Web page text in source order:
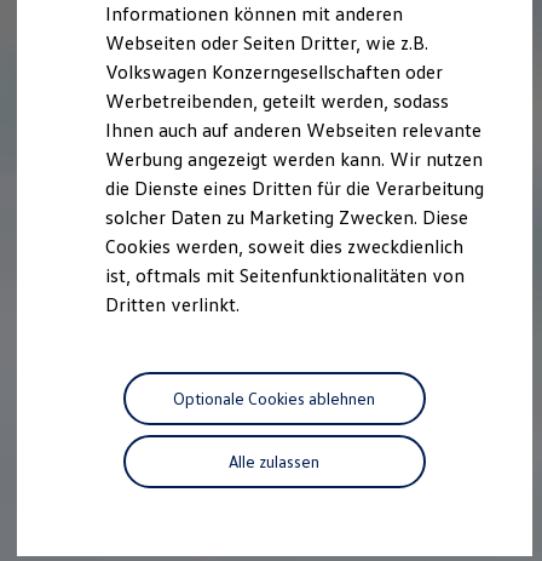
Lifestyle Shop
T-Roc Kollektion
Golf Kollektion
ID. Kollektion
Volkswagen Kollektion
R-Kollektion
GTI Kollektion
Fußball Drop
we drive football
#wedriveproud
Besitzer und Service
Software Updates
Service und Ersatzteile
Motorenöl und Flüssigkeiten
Räder und Reifen
Pannen- und Unfallhilfe
Economy Service
Volkswagen Teile
Zubehör
Informationen können mit anderen
Webseiten oder Seiten Dritter, wie z.B.
Volkswagen Konzerngesellschaften oder
Werbetreibenden, geteilt werden, sodass
Ihnen auch auf anderen Webseiten relevante
Werbung angezeigt werden kann. Wir nutzen
die Dienste eines Dritten für die Verarbeitung
solcher Daten zu Marketing Zwecken. Diese
Cookies werden, soweit dies zweckdienlich
ist, oftmals mit Seitenfunktionalitäten von
Dritten verlinkt.
Alle zulassen
Optionale Cookies ablehnen